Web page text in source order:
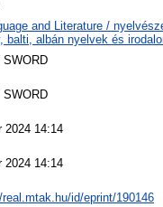
and Literature /
balti, albán nyelvek és
SWORD
SWORD
2024 14:14
2024 14:14
id/eprint/190146